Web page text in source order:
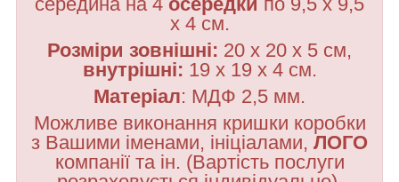
х 4 см.
Розміри зовнішні: 20 х 20 х 5 см,
внутрішні: 19 х 19 х 4 см.
Матеріал: МДФ 2,5 мм.
Можливе виконання кришки коробки
з Вашими іменами, ініціалами, ЛОГО
компанії та ін. (Вартість послуги